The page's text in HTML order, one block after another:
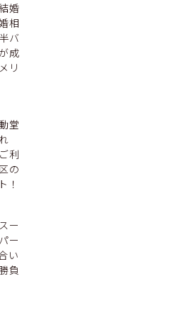
婚
相
バ
成
リ
堂
利
の
！
ー
ー
い
負